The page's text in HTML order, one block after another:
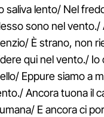
saliva lento/ Nel
sono nel
È strano, non
qui nel vento./
Eppure siamo a
Ancora tuona il
E ancora ci